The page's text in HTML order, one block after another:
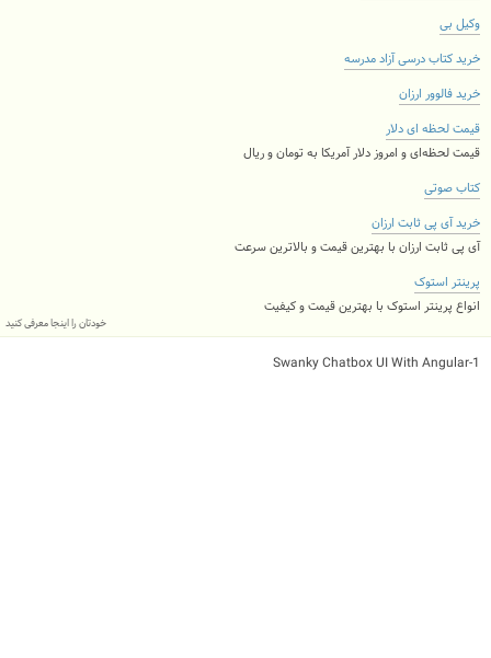
وکیل بی
خرید کتاب درسی آزاد مدرسه
خرید فالوور ارزان
قیمت لحظه ای دلار
قیمت لحظه‌ای و امروز دلار آمریکا به تومان و ریال
کتاب صوتی
خرید آی پی ثابت ارزان
آی پی ثابت ارزان با بهترین قیمت و بالاترین سرعت
پرینتر استوک
انواع پرینتر استوک با بهترین قیمت و کیفیت
خودتان را اینجا معرفی کنید
1-Swanky Chatbox UI With Angular